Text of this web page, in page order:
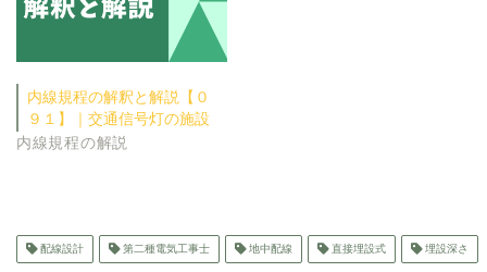
内線規程の解釈と解説【０
９１】｜交通信号灯の施設
内線規程の解説
配線設計 第二種電気工事士 地中配線 直接埋設式 埋設深さ